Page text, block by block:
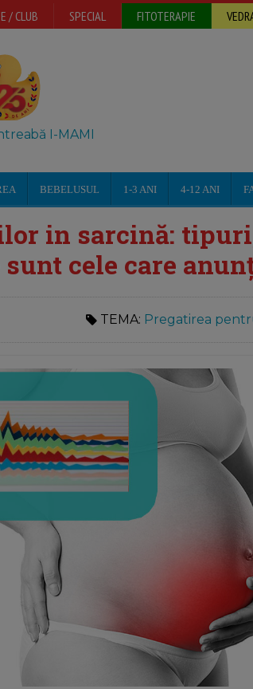
/ CLUB SPECIAL FITOTERAPIE
I-MAMI
BEBELUSUL 1-3 ANI 4-12 ANI
in sarcină:
cele care
TEMA: Pregatirea